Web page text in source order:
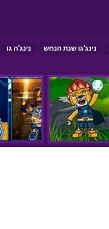
נינג'גו שנת הנחש נינג'ה גו